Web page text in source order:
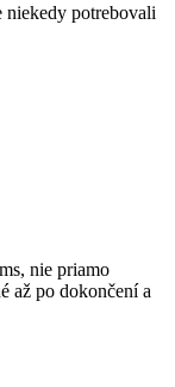
niekedy potrebovali
nie priamo
až po dokončení a